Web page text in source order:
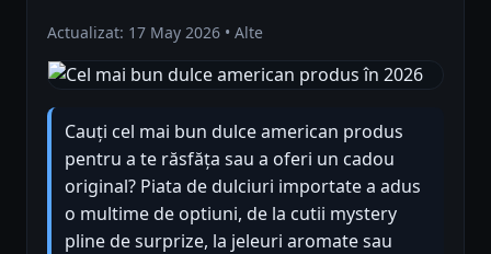
Actualizat: 17 May 2026 • Alte
Cauți cel mai bun dulce american produs
pentru a te răsfăța sau a oferi un cadou
original? Piata de dulciuri importate a adus
o multime de optiuni, de la cutii mystery
pline de surprize, la jeleuri aromate sau